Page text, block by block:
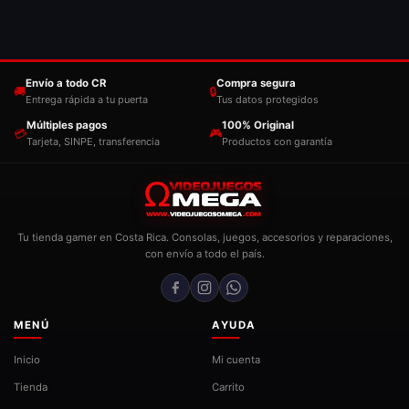
🚚
Envío a todo CR
Entrega rápida a tu puerta
🔒
Compra segura
Tus datos protegidos
💳
Múltiples pagos
Tarjeta, SINPE, transferencia
🎮
100% Original
Productos con garantía
Tu tienda gamer en Costa Rica. Consolas, juegos, accesorios y reparaciones,
con envío a todo el país.
MENÚ
Inicio
Tienda
AYUDA
Mi cuenta
Carrito